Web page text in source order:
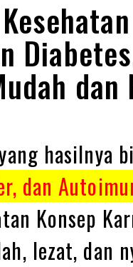
dan
hasilnya
dan
Konsep
lezat, dan